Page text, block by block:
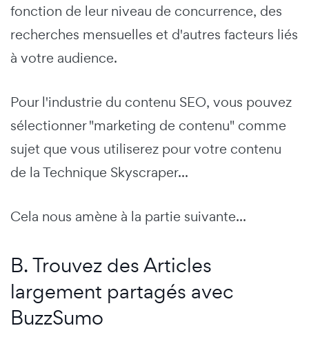
fonction de leur niveau de concurrence, des
recherches mensuelles et d'autres facteurs liés
à votre audience.
Pour l'industrie du contenu SEO, vous pouvez
sélectionner "marketing de contenu" comme
sujet que vous utiliserez pour votre contenu
de la Technique Skyscraper...
Cela nous amène à la partie suivante...
B. Trouvez des Articles
largement partagés avec
BuzzSumo